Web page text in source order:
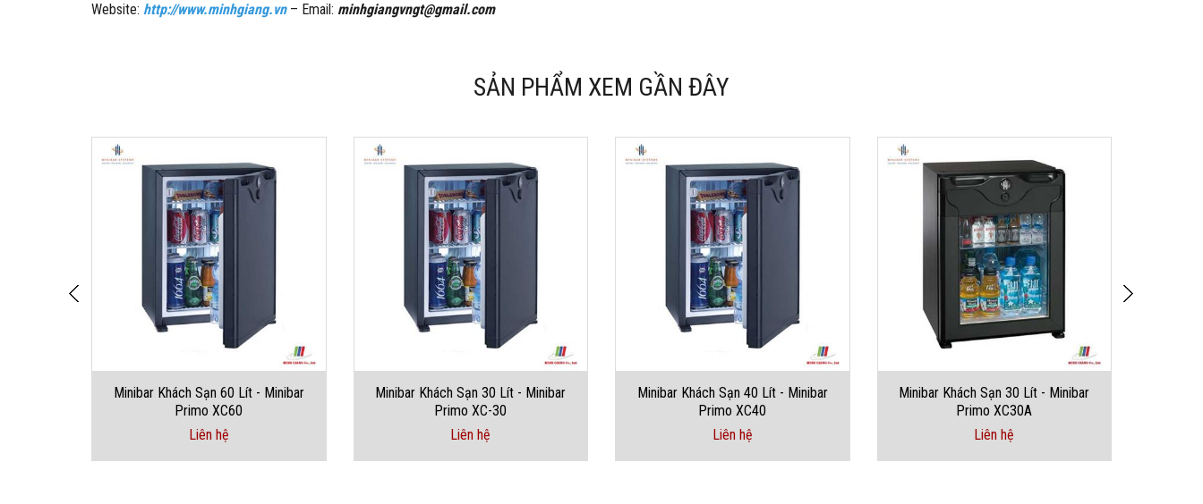
Website: http://www.minhgiang.vn – Email: minhgiangvngt@gmail.com
SẢN PHẨM XEM GẦN ĐÂY
Minibar Khách Sạn 60 Lít - Minibar
Primo XC60
Liên hệ
Minibar Khách Sạn 30 Lít - Minibar
Primo XC-30
Liên hệ
Minibar Khách Sạn 40 Lít - Minibar
Primo XC40
Liên hệ
Minibar Khách Sạn 30 Lít - Minibar
Primo XC30A
Liên hệ